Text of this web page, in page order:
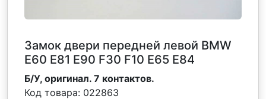
Замок двери передней левой BMW
Е60 Е81 Е90 F30 F10 Е65 E84
Б/У, оригинал. 7 контактов.
Код товара: 022863